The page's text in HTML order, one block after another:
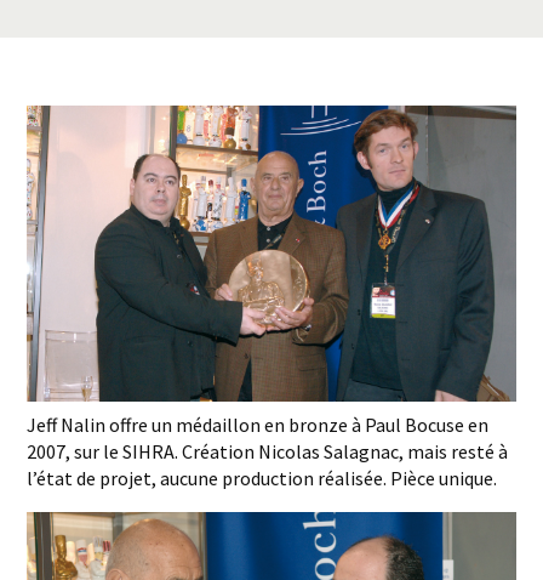
Jeff Nalin offre un médaillon en bronze à Paul Bocuse en
2007, sur le SIHRA. Création Nicolas Salagnac, mais resté à
l’état de projet, aucune production réalisée. Pièce unique.